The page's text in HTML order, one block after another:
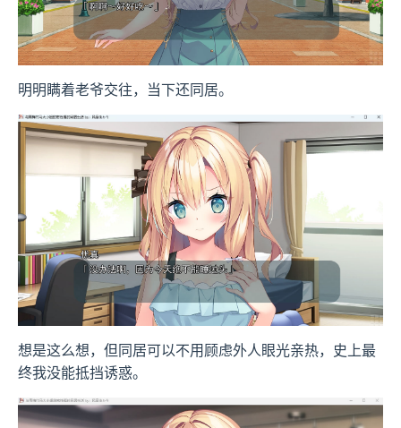
明明瞒着老爷交往，当下还同居。
想是这么想，但同居可以不用顾虑外人眼光亲热，史上最
终我没能抵挡诱惑。